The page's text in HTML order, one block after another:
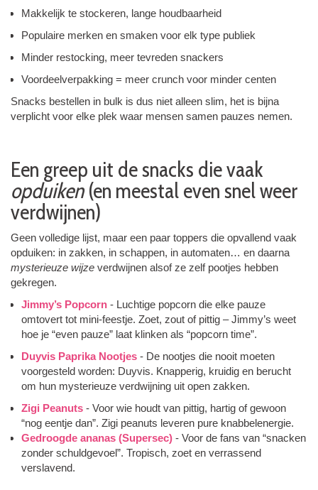
Makkelijk te stockeren, lange houdbaarheid
Populaire merken en smaken voor elk type publiek
Minder restocking, meer tevreden snackers
Voordeelverpakking = meer crunch voor minder centen
Snacks bestellen in bulk is dus niet alleen slim, het is bijna
verplicht voor elke plek waar mensen samen pauzes nemen.
Een greep uit de snacks die vaak
opduiken(en meestal even snel weer
verdwijnen)
Geen volledige lijst, maar een paar toppers die opvallend vaak
opduiken: in zakken, in schappen, in automaten… en daarna
mysterieuze wijze verdwijnen alsof ze zelf pootjes hebben
gekregen.
Jimmy’s Popcorn - Luchtige popcorn die elke pauze
omtovert tot mini-feestje. Zoet, zout of pittig – Jimmy’s weet
hoe je “even pauze” laat klinken als “popcorn time”.
Duyvis Paprika Nootjes - De nootjes die nooit moeten
voorgesteld worden: Duyvis. Knapperig, kruidig en berucht
om hun mysterieuze verdwijning uit open zakken.
Zigi Peanuts - Voor wie houdt van pittig, hartig of gewoon
“nog eentje dan”. Zigi peanuts leveren pure knabbelenergie.
Gedroogde ananas (Supersec) - Voor de fans van “snacken
zonder schuldgevoel”. Tropisch, zoet en verrassend
verslavend.